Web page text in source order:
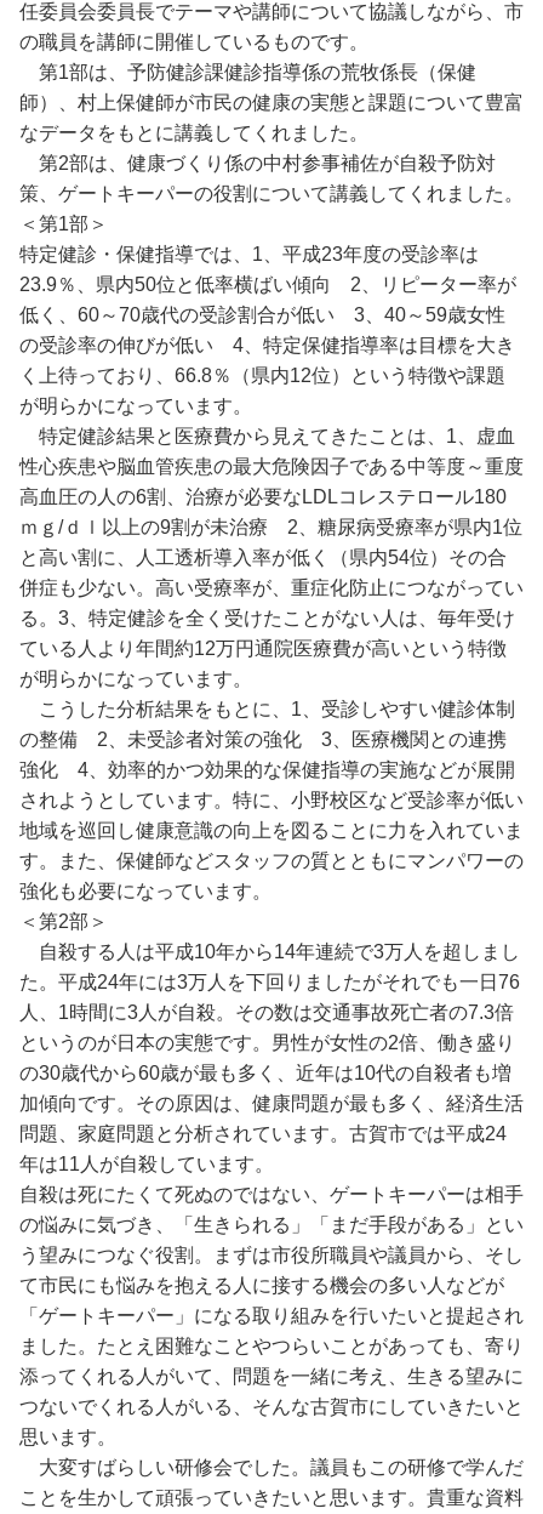
任委員会委員長でテーマや講師について協議しながら、市
の職員を講師に開催しているものです。
第1部は、予防健診課健診指導係の荒牧係長（保健
師）、村上保健師が市民の健康の実態と課題について豊富
なデータをもとに講義してくれました。
第2部は、健康づくり係の中村参事補佐が自殺予防対
策、ゲートキーパーの役割について講義してくれました。
＜第1部＞
特定健診・保健指導では、1、平成23年度の受診率は
23.9％、県内50位と低率横ばい傾向 2、リピーター率が
低く、60～70歳代の受診割合が低い 3、40～59歳女性
の受診率の伸びが低い 4、特定保健指導率は目標を大き
く上待っており、66.8％（県内12位）という特徴や課題
が明らかになっています。
特定健診結果と医療費から見えてきたことは、1、虚血
性心疾患や脳血管疾患の最大危険因子である中等度～重度
高血圧の人の6割、治療が必要なLDLコレステロール180
ｍｇ/ｄｌ以上の9割が未治療 2、糖尿病受療率が県内1位
と高い割に、人工透析導入率が低く（県内54位）その合
併症も少ない。高い受療率が、重症化防止につながってい
る。3、特定健診を全く受けたことがない人は、毎年受け
ている人より年間約12万円通院医療費が高いという特徴
が明らかになっています。
こうした分析結果をもとに、1、受診しやすい健診体制
の整備 2、未受診者対策の強化 3、医療機関との連携
強化 4、効率的かつ効果的な保健指導の実施などが展開
されようとしています。特に、小野校区など受診率が低い
地域を巡回し健康意識の向上を図ることに力を入れていま
す。また、保健師などスタッフの質とともにマンパワーの
強化も必要になっています。
＜第2部＞
自殺する人は平成10年から14年連続で3万人を超しまし
た。平成24年には3万人を下回りましたがそれでも一日76
人、1時間に3人が自殺。その数は交通事故死亡者の7.3倍
というのが日本の実態です。男性が女性の2倍、働き盛り
の30歳代から60歳が最も多く、近年は10代の自殺者も増
加傾向です。その原因は、健康問題が最も多く、経済生活
問題、家庭問題と分析されています。古賀市では平成24
年は11人が自殺しています。
自殺は死にたくて死ぬのではない、ゲートキーパーは相手
の悩みに気づき、「生きられる」「まだ手段がある」とい
う望みにつなぐ役割。まずは市役所職員や議員から、そし
て市民にも悩みを抱える人に接する機会の多い人などが
「ゲートキーパー」になる取り組みを行いたいと提起され
ました。たとえ困難なことやつらいことがあっても、寄り
添ってくれる人がいて、問題を一緒に考え、生きる望みに
つないでくれる人がいる、そんな古賀市にしていきたいと
思います。
大変すばらしい研修会でした。議員もこの研修で学んだ
ことを生かして頑張っていきたいと思います。貴重な資料